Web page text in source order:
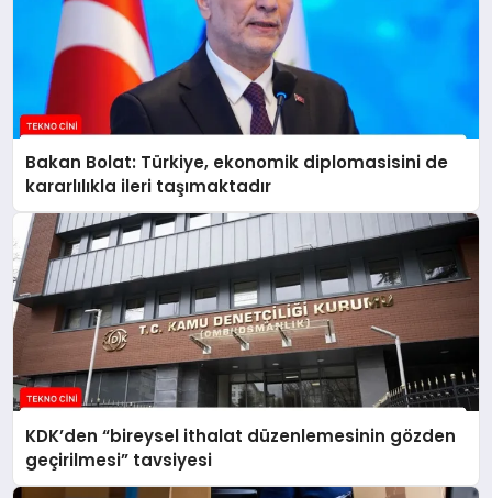
Bakan Bolat: Türkiye, ekonomik diplomasisini de
kararlılıkla ileri taşımaktadır
KDK’den “bireysel ithalat düzenlemesinin gözden
geçirilmesi” tavsiyesi